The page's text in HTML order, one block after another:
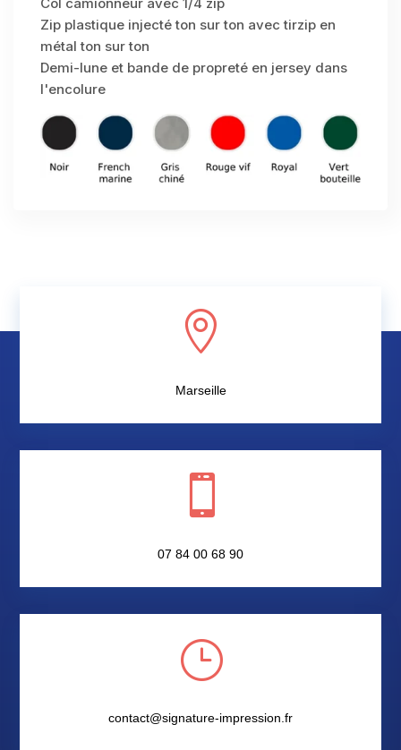
Zip plastique injecté ton sur ton avec tirzip en
métal ton sur ton
Demi-lune et bande de propreté en jersey dans
l'encolure

Marseille

07 84 00 68 90
}
contact@signature-impression.fr